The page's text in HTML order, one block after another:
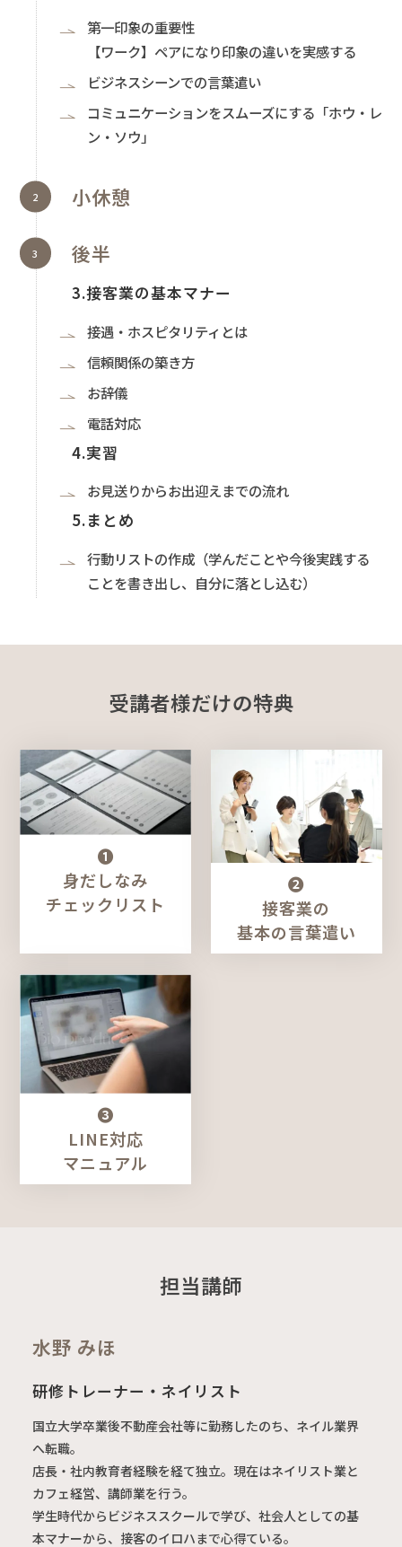
第一印象の重要性
【ワーク】ペアになり印象の違いを実感する
ビジネスシーンでの言葉遣い
コミュニケーションをスムーズにする「ホウ・レ
ン・ソウ」
小休憩
後半
3.接客業の基本マナー
接遇・ホスピタリティとは
信頼関係の築き方
お辞儀
電話対応
4.実習
お見送りからお出迎えまでの流れ
5.まとめ
行動リストの作成（学んだことや今後実践する
ことを書き出し、自分に落とし込む）
受講者様だけの特典
➊
身だしなみ
チェックリスト
➋
接客業の
基本の言葉遣い
➌
LINE対応
マニュアル
担当講師
水野 みほ
研修トレーナー・ネイリスト
国立大学卒業後不動産会社等に勤務したのち、ネイル業界
へ転職。
店長・社内教育者経験を経て独立。現在はネイリスト業と
カフェ経営、講師業を行う。
学生時代からビジネススクールで学び、社会人としての基
本マナーから、接客のイロハまで心得ている。